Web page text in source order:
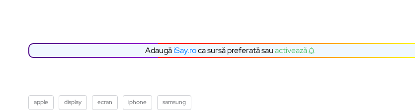
AdaugăiSay.roca sursă preferată sauactivează
apple display ecran iphone samsung